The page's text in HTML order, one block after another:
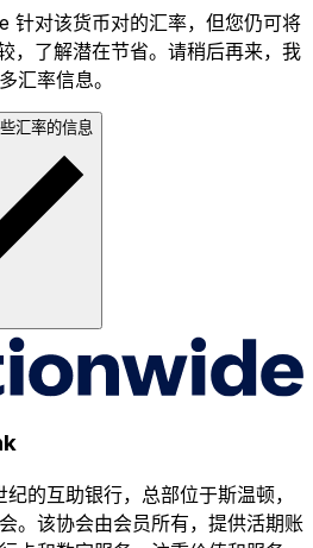
针对该货币对的汇率，但您仍可将
，了解潜在节省。请稍后再来，我
汇率信息。
汇率的信息
的互助银行，总部位于斯温顿，
。该协会由会员所有，提供活期账